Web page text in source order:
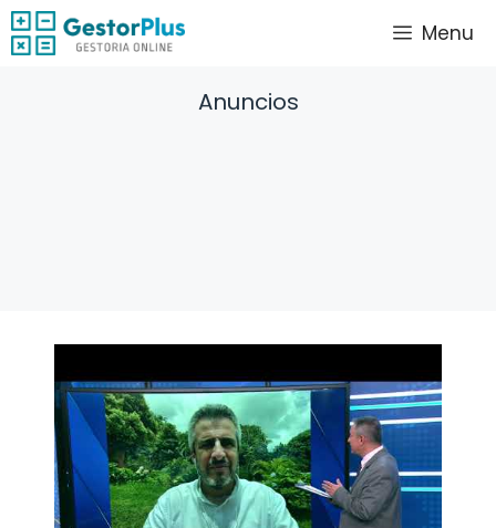
Saltar
al
Menu
Anuncios